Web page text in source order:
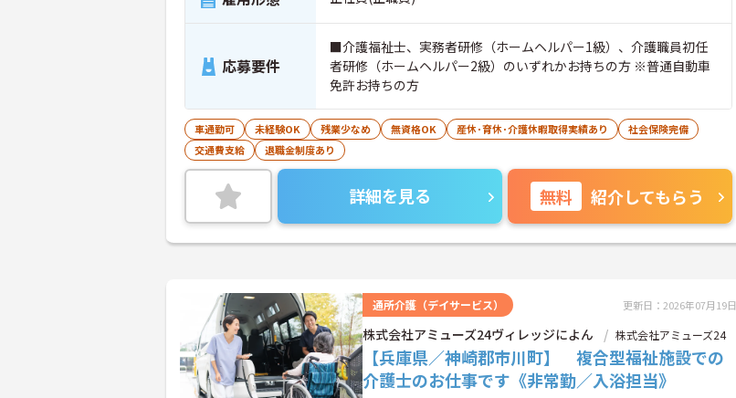
応募要件
■介護福祉士、実務者研修（ホームヘルパー1級）、介護職員初任
者研修（ホームヘルパー2級）のいずれかお持ちの方 ※普通自動車
免許お持ちの方
車通勤可 未経験OK 残業少なめ 無資格OK 産休･育休･介護休暇取得実績あり
社会保険完備
交通費支給
退職金制度あり
詳細を見る 無料 紹介してもらう
通所介護（デイサービス） 更新日：2026年07月19日
株式会社アミューズ24ヴィレッジによん 株式会社アミューズ24
【兵庫県／神崎郡市川町】 複合型福祉施設での
介護士のお仕事です《非常勤／入浴担当》